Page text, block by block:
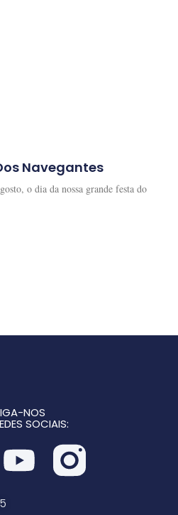
Navegantes
o dia da nossa grande festa do
NOS
SOCIAIS: